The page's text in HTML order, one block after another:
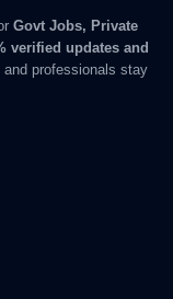
Govt Jobs, Private
verified updates and
professionals stay